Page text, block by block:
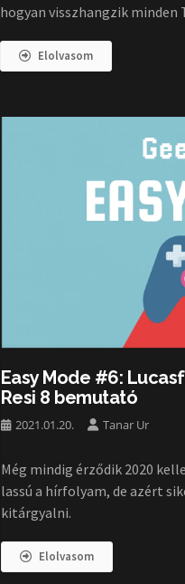
hogyan visszhangzik minden
Elolvasom
Easy Mode #6:
Resi 8 bemutató
2021.01.20. Tanar Ur
Még mindig érződik 2020
lassú a hírfolyam, de azért
kitárgyalni.
Elolvasom